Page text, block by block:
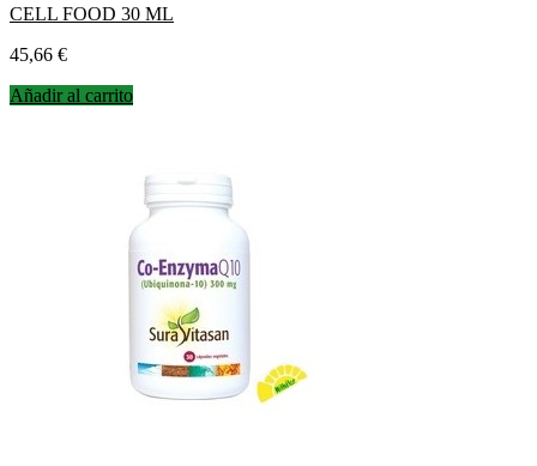
CELL FOOD 30 ML
Precio
45,66 €
Añadir al carrito